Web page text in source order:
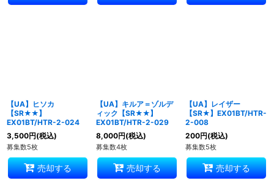
【UA】ヒソカ
【SR★★】
EX01BT/HTR-2-024
3,500円(税込)
募集数5枚
売却する
【UA】キルア＝ゾルデ
ィック【SR★★】
EX01BT/HTR-2-029
8,000円(税込)
募集数4枚
売却する
【UA】レイザー
【SR★】EX01BT/HTR-
2-008
200円(税込)
募集数5枚
売却する